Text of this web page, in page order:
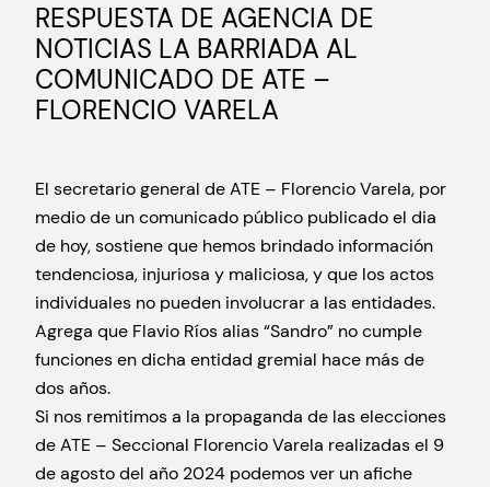
RESPUESTA DE AGENCIA DE
NOTICIAS LA BARRIADA AL
COMUNICADO DE ATE –
FLORENCIO VARELA
El secretario general de ATE – Florencio Varela, por
medio de un comunicado público publicado el dia
de hoy, sostiene que hemos brindado información
tendenciosa, injuriosa y maliciosa, y que los actos
individuales no pueden involucrar a las entidades.
Agrega que Flavio Ríos alias “Sandro” no cumple
funciones en dicha entidad gremial hace más de
dos años.
Si nos remitimos a la propaganda de las elecciones
de ATE – Seccional Florencio Varela realizadas el 9
de agosto del año 2024 podemos ver un afiche